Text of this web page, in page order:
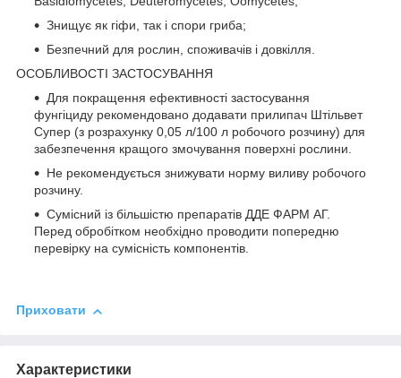
Знищує як гіфи, так і спори гриба;
Безпечний для рослин, споживачів і довкілля.
ОСОБЛИВОСТІ ЗАСТОСУВАННЯ
Для покращення ефективності застосування
фунгіциду рекомендовано додавати прилипач Штільвет
Супер (з розрахунку 0,05 л/100 л робочого розчину) для
забезпечення кращого змочування поверхні рослини.
Не рекомендується знижувати норму виливу робочого
розчину.
Сумісний із більшістю препаратів ДДЕ ФАРМ АГ.
Перед обробітком необхідно проводити попередню
перевірку на сумісність компонентів.
Приховати
Характеристики